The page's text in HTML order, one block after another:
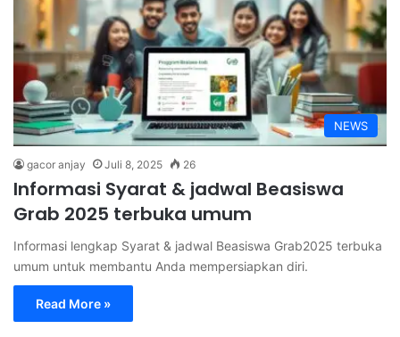
NEWS
gacor anjay Juli 8, 2025 26
Informasi Syarat & jadwal Beasiswa
Grab 2025 terbuka umum
Informasi lengkap Syarat & jadwal Beasiswa Grab2025 terbuka
umum untuk membantu Anda mempersiapkan diri.
Read More »